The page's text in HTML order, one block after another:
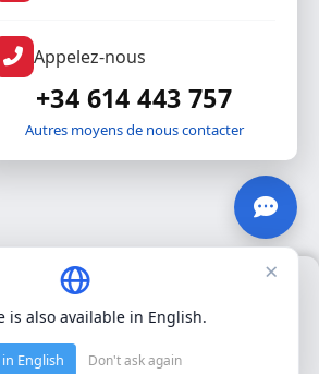
2026. ALMC SECURITY S.L.U.
nos propres cookies pour le
.
Accepter
Appelez-nous
+34 614 443 757
Autres moyens de nous contacter
×
is also available in English.
English Don't ask again